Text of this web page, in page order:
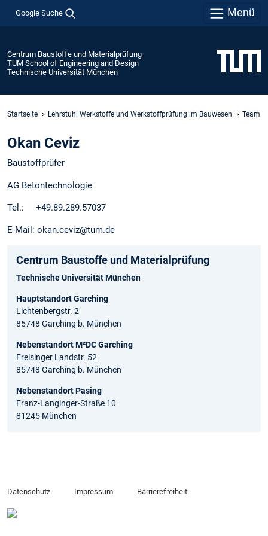
Google Suche Menü
Centrum Baustoffe und Materialprüfung
TUM School of Engineering and Design
Technische Universität München
Startseite Lehrstuhl Werkstoffe und Werkstoffprüfung im Bauwesen Team
Okan Ceviz
Baustoffprüfer
AG Betontechnologie
Tel.: +49.89.289.57037
E-Mail: okan.ceviz@tum.de
Centrum Baustoffe und Materialprüfung
Technische Universität München
Hauptstandort Garching
Lichtenbergstr. 2
85748 Garching b. München
Nebenstandort M²DC Garching
Freisinger Landstr. 52
85748 Garching b. München
Nebenstandort Pasing
Franz-Langinger-Straße 10
81245 München
Datenschutz Impressum Barrierefreiheit